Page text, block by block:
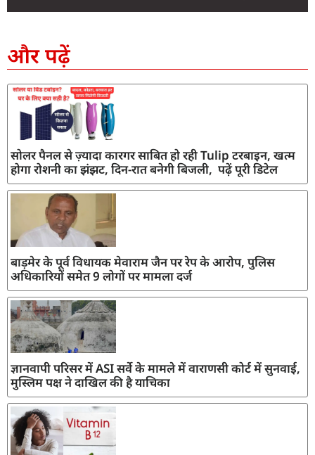
और पढ़ें
सोलर पैनल से ज़्यादा कारगर साबित हो रही Tulip टरबाइन, खत्म
होगा रोशनी का झंझट, दिन-रात बनेगी बिजली, पढ़ें पूरी डिटेल
बाड़मेर के पूर्व विधायक मेवाराम जैन पर रेप के आरोप, पुलिस
अधिकारियों समेत 9 लोगों पर मामला दर्ज
ज्ञानवापी परिसर में ASI सर्वे के मामले में वाराणसी कोर्ट में सुनवाई,
मुस्लिम पक्ष ने दाखिल की है याचिका